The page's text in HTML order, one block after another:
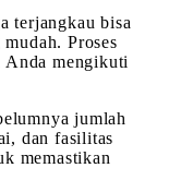
terjangkau bisa
Proses
Anda mengikuti
jumlah
dan fasilitas
memastikan